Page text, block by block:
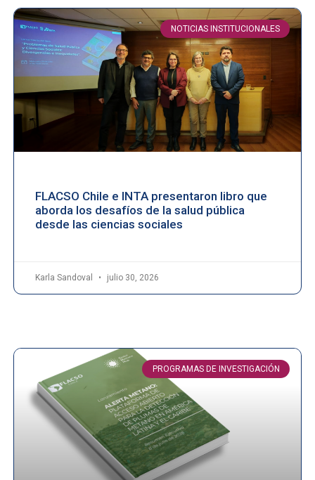
NOTICIAS INSTITUCIONALES
FLACSO Chile e INTA presentaron libro que
aborda los desafíos de la salud pública
desde las ciencias sociales
Karla Sandoval julio 30, 2026
PROGRAMAS DE INVESTIGACIÓN